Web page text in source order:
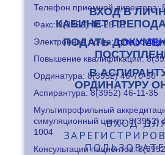
ВХОД В
КАБИНЕТ
ПОДАТЬ
В
ОРДИНАТУРУ
ВХОД
Телефон приемной директора:
Факс: 8(3952) 46-28-01
Электронная почта:
Повышение квалификации: 8
Ординатура: 8(3952) 46-70-30
Аспирантура: 8(3952) 46-11-35
Мультипрофильный
симуляционный центр: 8(3952)
1004
Консультации пациентов: 8